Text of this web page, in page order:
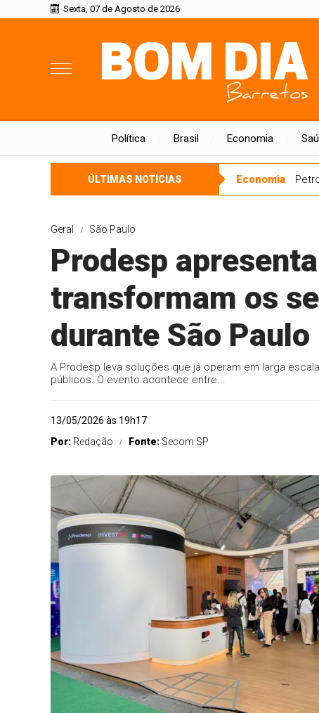
Sexta, 07 de Agosto de 2026
Política Brasil Economia
ÚLTIMAS NOTÍCIAS Economia
Geral São Paulo
Prodesp
transformam os
durante São
A Prodesp leva soluções que já operam em larga
públicos. O evento acontece entre...
13/05/2026 às 19h17
Por: Redação Fonte: Secom SP